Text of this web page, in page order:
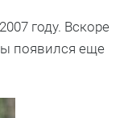
2007 году. Вскоре
появился еще